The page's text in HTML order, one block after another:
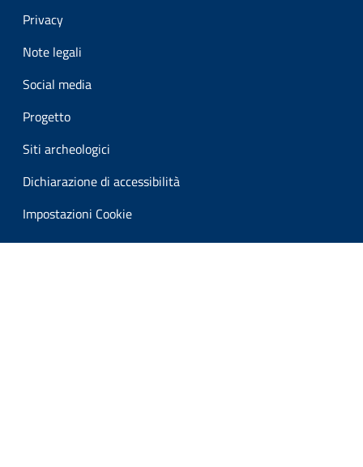
Privacy
Note legali
Social media
Progetto
Siti archeologici
Dichiarazione di accessibilità
Impostazioni Cookie